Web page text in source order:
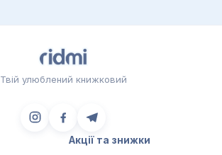
Твій улюблений книжковий
Акції та знижки